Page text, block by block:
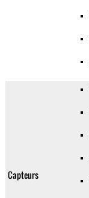
Capteurs